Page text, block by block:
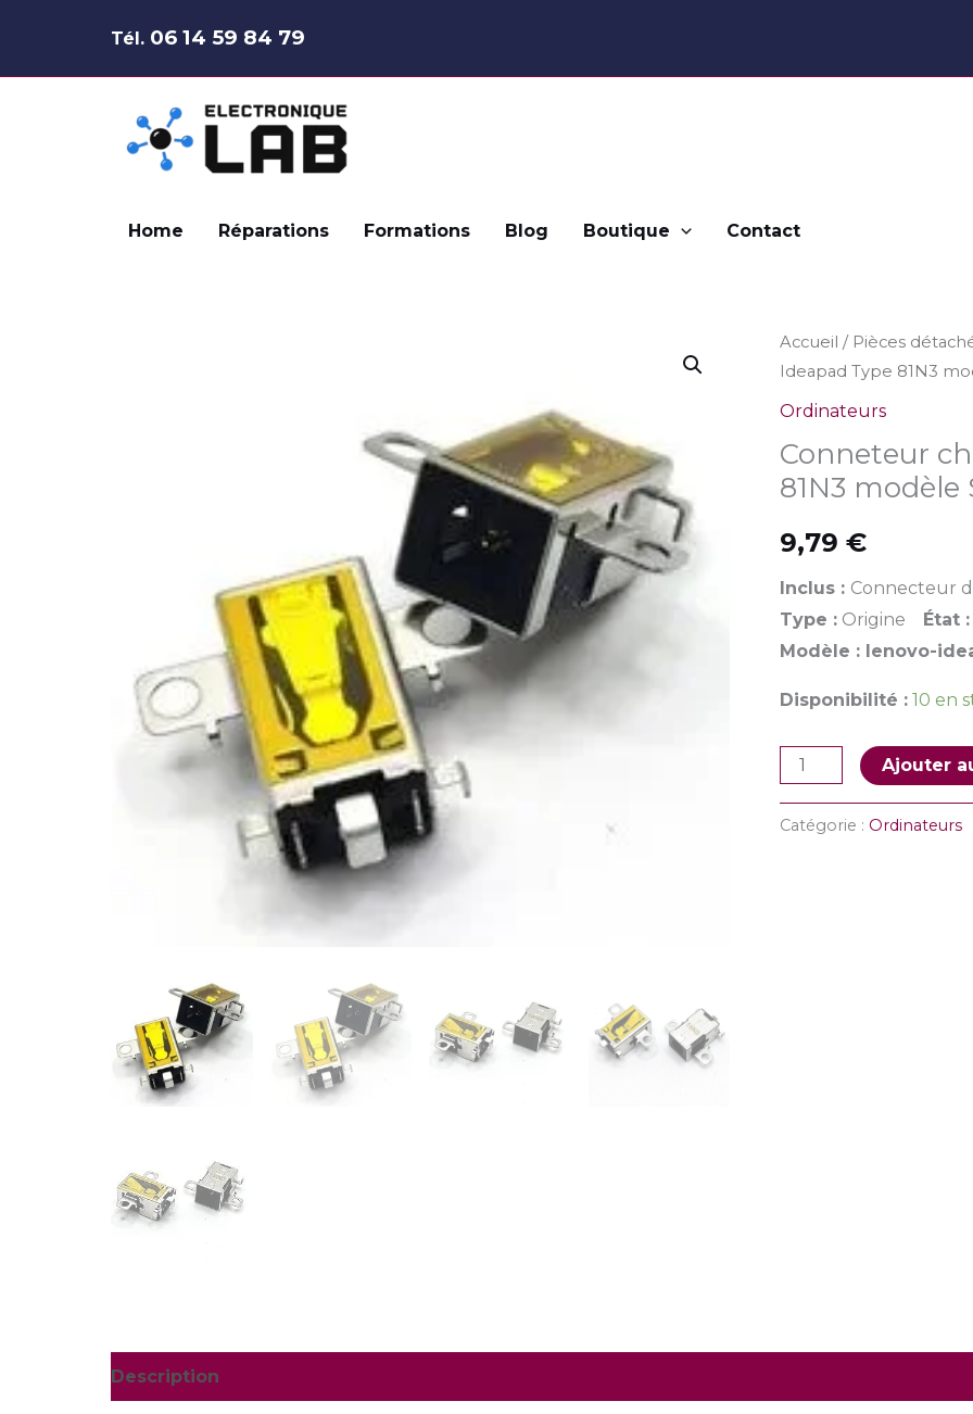
contenu
Tél. 06 14 59 84 79
Home Réparations Formations Blog Boutique Contact
Accueil / Pièces
Ideapad Type 81N3
Ordinateurs
Conneteur
81N3 modèle
9,79 €
Inclus : Connecteur
Type :Origine État :
Modèle : lenovo-
Disponibilité : 10 en
quantité
de
Conneteur
Lenovo
Ideapad
Type
modèle
S145-
15AST
Ajouter
Catégorie : Ordinateurs
Description